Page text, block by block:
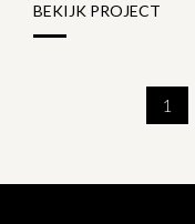
BEKIJK PROJECT
1